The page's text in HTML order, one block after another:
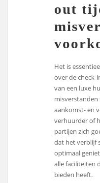
out
Het is
over de check-
van een luxe
aankomst- en
verhuurder of
partijen zich
dat het verblijf
optimaal
alle faciliteiten
bieden heeft.